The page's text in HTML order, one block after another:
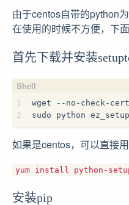
由于centos自带的python
在使用的时候不方便，下
首先下载并安装
1
2
wget --no-check-
sudo python
如果是centos，可以直接用
yum install python-
安装pip